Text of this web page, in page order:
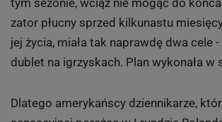
gry, pierwszy wielkoszlemowy tytuł
ale największe wrażenie zrobiła chyba
która wygrała w tym roku Wimbledon i
igrzyskach zdobyła złoto w singlu i w
Tak pisaliśmy o jej sukcesach na